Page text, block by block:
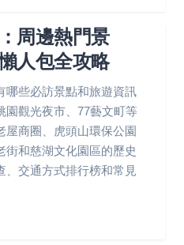
周邊熱門景
人包全攻略
哪些必訪景點和旅遊資訊
園觀光夜市、77藝文町等
屋商圈、虎頭山環保公園
街和慈湖文化園區的歷史
、交通方式排行榜和常見